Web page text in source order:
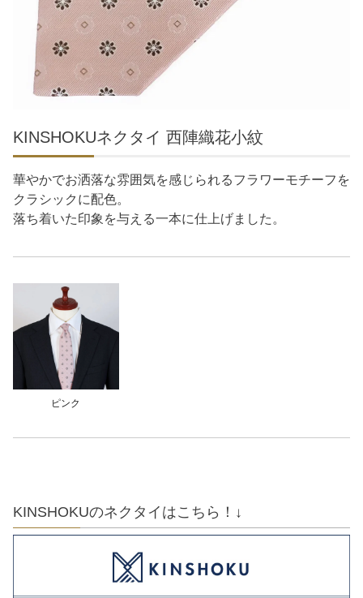
KINSHOKUネクタイ 西陣織花小紋
華やかでお洒落な雰囲気を感じられるフラワーモチーフを
クラシックに配色。
落ち着いた印象を与える一本に仕上げました。
ピンク
KINSHOKUのネクタイはこちら！↓